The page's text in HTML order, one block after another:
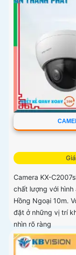
Camera KX-
chất lượng với
Hồng Ngoại 10m.
đặt ở những vị trí
nhìn rõ ràng